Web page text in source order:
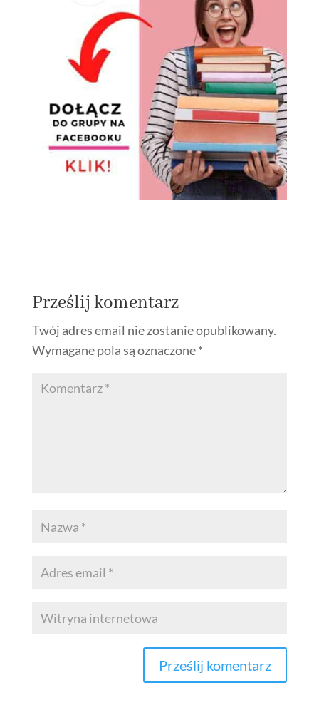
Prześlij komentarz
Twój adres email nie zostanie opublikowany.
Wymagane pola są oznaczone*